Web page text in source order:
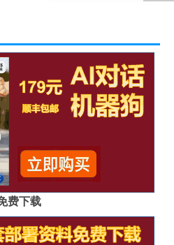
费下载